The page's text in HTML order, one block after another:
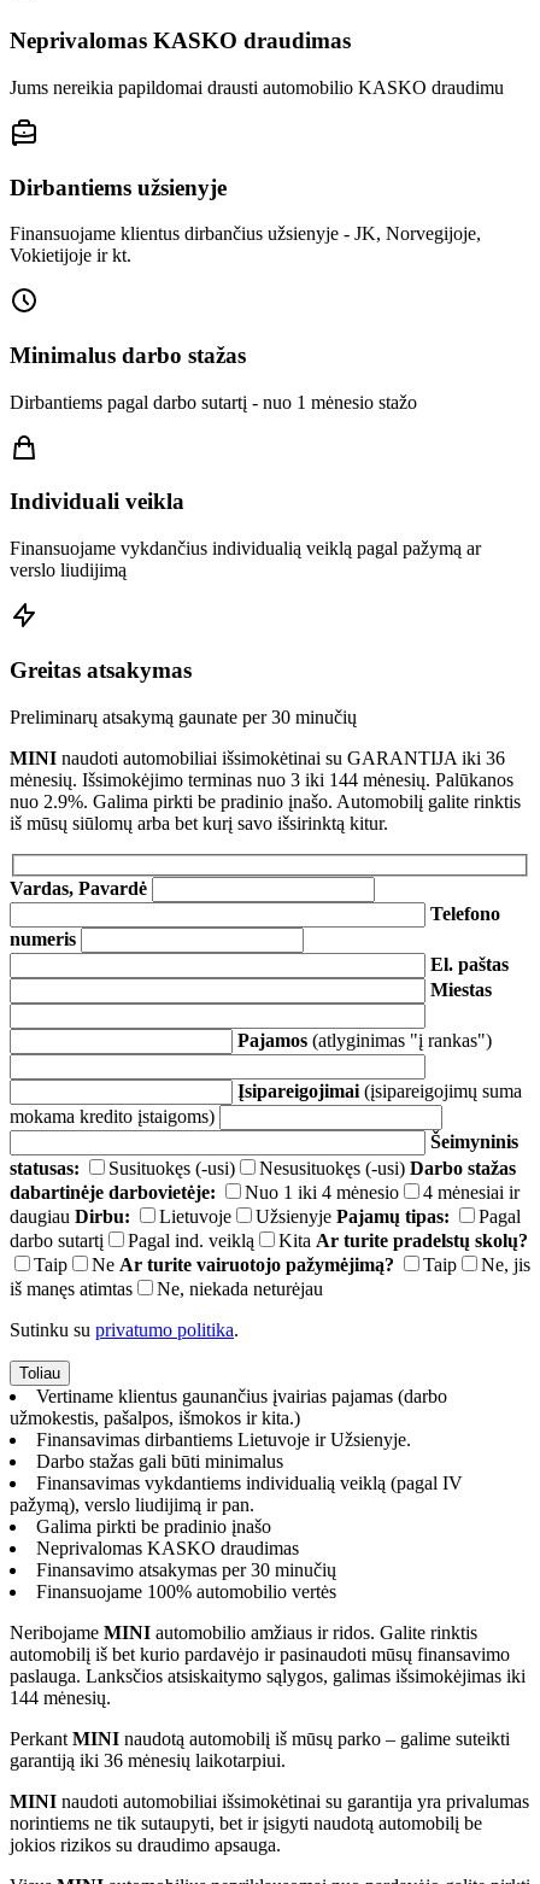
Neprivalomas KASKO draudimas
Jums nereikia papildomai drausti automobilio KASKO draudimu
Dirbantiems užsienyje
Finansuojame klientus dirbančius užsienyje - JK, Norvegijoje,
Vokietijoje ir kt.
Minimalus darbo stažas
Dirbantiems pagal darbo sutartį - nuo 1 mėnesio stažo
Individuali veikla
Finansuojame vykdančius individualią veiklą pagal pažymą ar
verslo liudijimą
Greitas atsakymas
Preliminarų atsakymą gaunate per 30 minučių
MINI naudoti automobiliai išsimokėtinai su GARANTIJA iki 36
mėnesių. Išsimokėjimo terminas nuo 3 iki 144 mėnesių. Palūkanos
nuo 2.9%. Galima pirkti be pradinio įnašo. Automobilį galite rinktis
iš mūsų siūlomų arba bet kurį savo išsirinktą kitur.
Vardas, Pavardė
Telefono
numeris
El. paštas
Miestas
Pajamos (atlyginimas "į rankas")
Įsipareigojimai (įsipareigojimų suma
mokama kredito įstaigoms)
Šeimyninis
statusas:
Susituokęs (-usi) Nesusituokęs (-usi) Darbo stažas
dabartinėje darbovietėje:
Nuo 1 iki 4 mėnesio
4 mėnesiai ir
daugiau Dirbu: Lietuvoje Užsienyje Pajamų tipas:
Pagal
darbo sutartį
Pagal ind. veiklą Kita Ar turite pradelstų skolų?
Taip
Ne Ar turite vairuotojo pažymėjimą? Taip
Ne, jis
iš manęs atimtas
Ne, niekada neturėjau
Sutinku su privatumo politika.
Vertiname klientus gaunančius įvairias pajamas (darbo
užmokestis, pašalpos, išmokos ir kita.)
Finansavimas dirbantiems Lietuvoje ir Užsienyje.
Darbo stažas gali būti minimalus
Finansavimas vykdantiems individualią veiklą (pagal IV
pažymą), verslo liudijimą ir pan.
Galima pirkti be pradinio įnašo
Neprivalomas KASKO draudimas
Finansavimo atsakymas per 30 minučių
Finansuojame 100% automobilio vertės
Neribojame MINI automobilio amžiaus ir ridos. Galite rinktis
automobilį iš bet kurio pardavėjo ir pasinaudoti mūsų finansavimo
paslauga. Lanksčios atsiskaitymo sąlygos, galimas išsimokėjimas iki
144 mėnesių.
Perkant MINI naudotą automobilį iš mūsų parko – galime suteikti
garantiją iki 36 mėnesių laikotarpiui.
MINI naudoti automobiliai išsimokėtinai su garantija yra privalumas
norintiems ne tik sutaupyti, bet ir įsigyti naudotą automobilį be
jokios rizikos su draudimo apsauga.